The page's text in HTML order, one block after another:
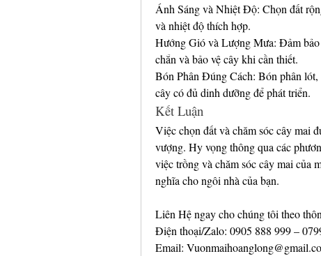
Ánh Sáng và Nhiệt Độ: Chọn đất
và nhiệt độ thích hợp.
Hướng Gió và Lượng Mưa: Đảm
chắn và bảo vệ cây khi cần thiết.
Bón Phân Đúng Cách: Bón phân lót,
cây có đủ dinh dưỡng để phát triển.
Kết Luận
Việc chọn đất và chăm sóc cây mai
vượng. Hy vọng thông qua các
việc trồng và chăm sóc cây mai của
nghĩa cho ngôi nhà của bạn.
Liên Hệ ngay cho chúng tôi theo
Điện thoại/Zalo: 0905 888 999 –
Email: